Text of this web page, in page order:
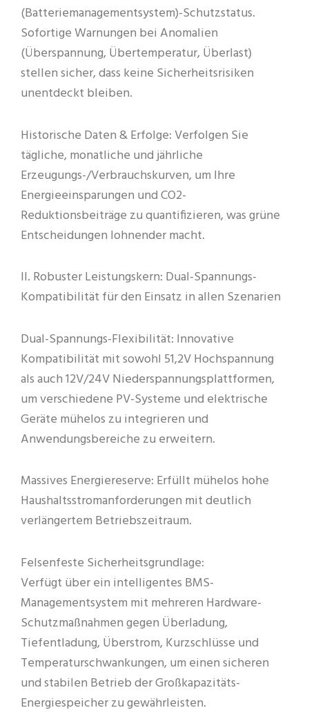
(Batteriemanagementsystem)-Schutzstatus.
Sofortige Warnungen bei Anomalien
(Überspannung, Übertemperatur, Überlast)
stellen sicher, dass keine Sicherheitsrisiken
unentdeckt bleiben.
Historische Daten & Erfolge: Verfolgen Sie
tägliche, monatliche und jährliche
Erzeugungs-/Verbrauchskurven, um Ihre
Energieeinsparungen und CO2-
Reduktionsbeiträge zu quantifizieren, was grüne
Entscheidungen lohnender macht.
II. Robuster Leistungskern: Dual-Spannungs-
Kompatibilität für den Einsatz in allen Szenarien
Dual-Spannungs-Flexibilität: Innovative
Kompatibilität mit sowohl 51,2V Hochspannung
als auch 12V/24V Niederspannungsplattformen,
um verschiedene PV-Systeme und elektrische
Geräte mühelos zu integrieren und
Anwendungsbereiche zu erweitern.
Massives Energiereserve: Erfüllt mühelos hohe
Haushaltsstromanforderungen mit deutlich
verlängertem Betriebszeitraum.
Felsenfeste Sicherheitsgrundlage:
Verfügt über ein intelligentes BMS-
Managementsystem mit mehreren Hardware-
Schutzmaßnahmen gegen Überladung,
Tiefentladung, Überstrom, Kurzschlüsse und
Temperaturschwankungen, um einen sicheren
und stabilen Betrieb der Großkapazitäts-
Energiespeicher zu gewährleisten.